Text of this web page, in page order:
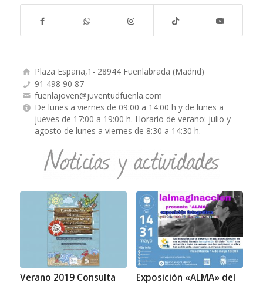
Plaza España,1- 28944 Fuenlabrada (Madrid)
91 498 90 87
fuenlajoven@juventudfuenla.com
De lunes a viernes de 09:00 a 14:00 h y de lunes a
jueves de 17:00 a 19:00 h. Horario de verano: julio y
agosto de lunes a viernes de 8:30 a 14:30 h.
Verano 2019 Consulta
Exposición «ALMA» del